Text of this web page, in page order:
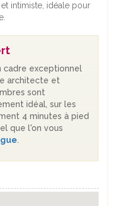
intimiste, idéale pour
cadre exceptionnel
architecte et
sont
idéal, sur les
4 minutes à pied
que l'on vous
.